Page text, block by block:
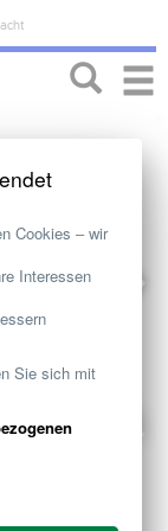
Toggle
DEN
Cookies ‒ wir
Interessen
Sie sich mit